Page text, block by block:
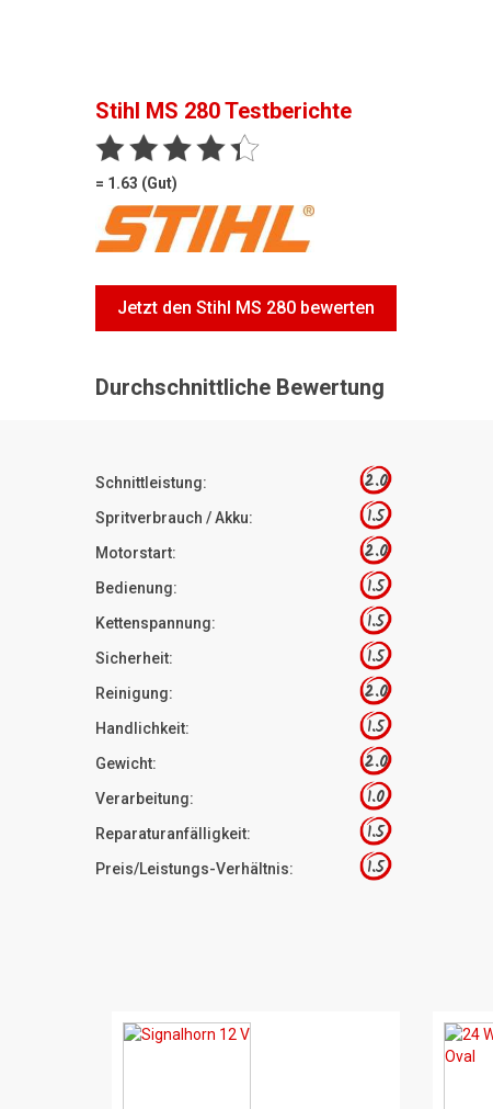
Stihl MS 280Testberichte
= 1.63 (Gut)
Jetzt den Stihl MS 280 bewerten
Durchschnittliche Bewertung
Schnittleistung: 2.0
Spritverbrauch / Akku: 1.5
Motorstart: 2.0
Bedienung: 1.5
Kettenspannung: 1.5
Sicherheit: 1.5
Reinigung: 2.0
Handlichkeit: 1.5
Gewicht: 2.0
Verarbeitung: 1.0
Reparaturanfälligkeit: 1.5
Preis/Leistungs-Verhältnis: 1.5